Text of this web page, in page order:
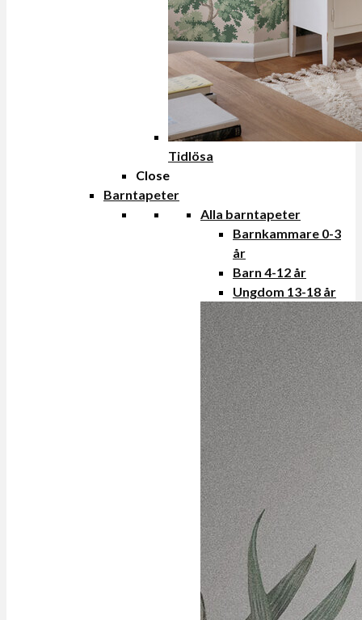
Tidlösa
Close
Barntapeter
Alla barntapeter
Barnkammare 0-3
år
Barn 4-12 år
Ungdom 13-18 år